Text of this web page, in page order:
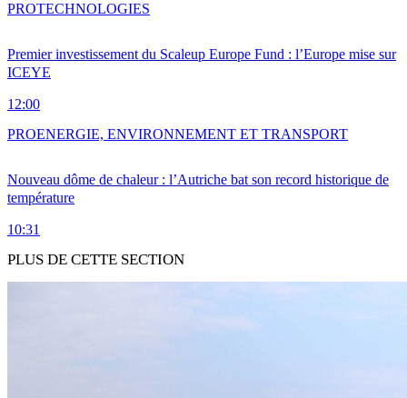
Premier investissement du Scaleup Europe Fund : l’Europe mise sur
ICEYE
12:00
PROTECHNOLOGIES
Nouveau dôme de chaleur : l’Autriche bat son record historique de
température
10:31
PROENERGIE, ENVIRONNEMENT ET TRANSPORT
PLUS DE CETTE SECTION